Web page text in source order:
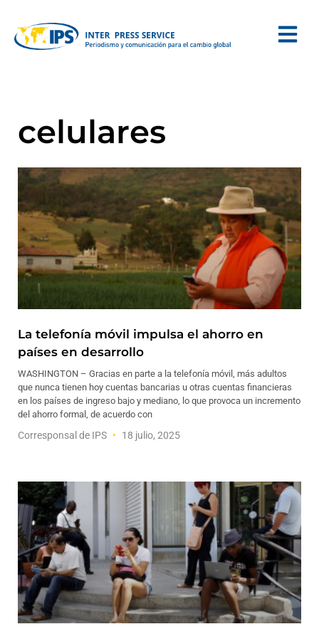
celulares
La telefonía móvil impulsa el ahorro en
países en desarrollo
WASHINGTON – Gracias en parte a la telefonía móvil, más adultos
que nunca tienen hoy cuentas bancarias u otras cuentas financieras
en los países de ingreso bajo y mediano, lo que provoca un incremento
del ahorro formal, de acuerdo con
Corresponsal de IPS 18 julio, 2025